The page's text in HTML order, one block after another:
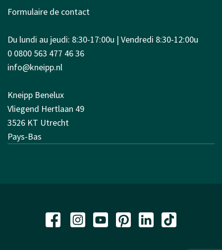
Formulaire de contact
Du lundi au jeudi: 8:30-17:00u | Vendredi 8:30-12:00u
0 0800 563 477 46 36
info@kneipp.nl
Kneipp Benelux
Vliegend Hertlaan 49
3526 KT Utrecht
Pays-Bas